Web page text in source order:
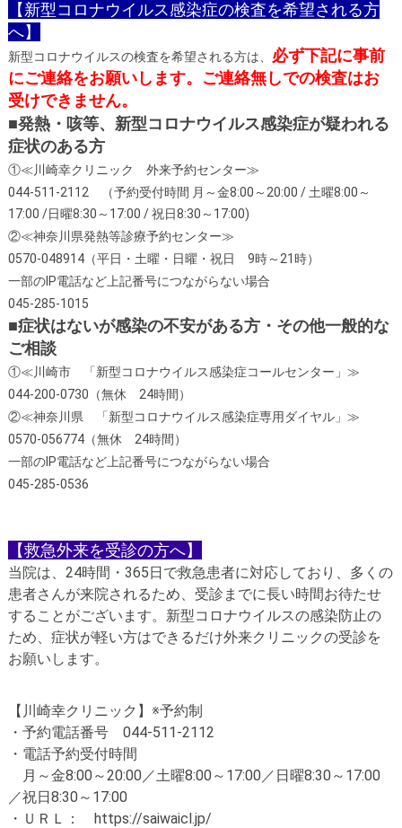
【新型コロナウイルス感染症の検査を希望される方
へ】
新型コロナウイルスの検査を希望される方は、 必ず下記に事前
にご連絡をお願いします。ご連絡無しでの検査はお
受けできません。
■発熱・咳等、新型コロナウイルス感染症が疑われる
症状のある方
①≪川崎幸クリニック 外来予約センター≫
044-511-2112 （予約受付時間 月～金8:00 ～ 20:00 / 土曜8:00 ～
17:00 /日曜8:30 ～ 17:00 /祝日8:30 ～ 17:00)
②≪神奈川県発熱等診療予約センター≫
0570-048914（平日・土曜・日曜・祝日 9時～ 21時）
一部のIP電話など上記番号につながらない場合
045-285-1015
■症状はないが感染の不安がある方・その他一般的な
ご相談
①≪川崎市 「新型コロナウイルス感染症コールセンター」 ≫
044-200-0730 （無休 24時間）
②≪神奈川県 「新型コロナウイルス感染症専用ダイヤル」 ≫
0570-056774（無休 24時間）
一部のIP電話など上記番号につながらない場合
045-285-0536
【救急外来を受診の方へ】
当院は、 24時間・ 365日で救急患者に対応しており、多くの
患者さんが来院されるため、受診までに長い時間お待たせ
することがございます。新型コロナウイルスの感染防止の
ため、症状が軽い方はできるだけ外来クリニックの受診を
お願いします。
【川崎幸クリニック】 ※予約制
・予約電話番号 044-511-2112
・電話予約受付時間
月～金8:00～20:00／土曜8:00～ 17:00／日曜8:30～ 17:00
／祝日8:30～ 17:00
・ＵＲＬ： https://saiwaicl.jp/